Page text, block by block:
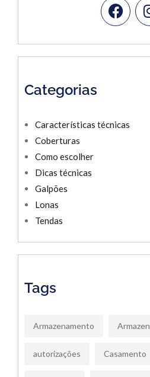
Categorias
Características técnicas
Coberturas
Como escolher
Dicas técnicas
Galpões
Lonas
Tendas
Tags
Armazenamento
autorizações Casamento